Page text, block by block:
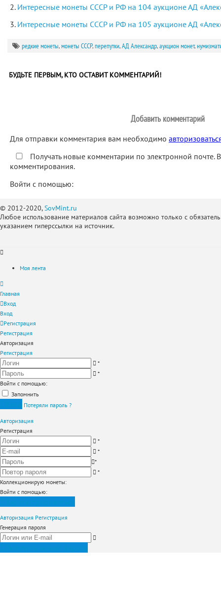
Интересные монеты СССР и РФ на 104 аукционе АД
Интересные монеты СССР и РФ на 105 аукционе АД
редкие монеты,монеты СССР,перепутки,АД Александр,аукцион монет,
БУДЬТЕ ПЕРВЫМ, КТО ОСТАВИТ КОММЕНТАРИЙ!
Добавить комментарий
Для отправки комментария вам необходимо
Получать новые комментарии по электронной почте.
комментирования.
Войти с помощью:
© 2012-2020,SovMint.ru
Любое использование материалов сайта возможно только с
указанием гиперссылки на источник.
Моя лента
Главная
Вход
Вход
Регистрация
Регистрация
Авторизация
Регистрация
*
*
Войти с помощью:
Запомнить
Потеряли пароль ?
Авторизация
Регистрация
*
*
*
*
Коллекционирую монеты:
Войти с помощью:
Авторизация Регистрация
Генерация пароля